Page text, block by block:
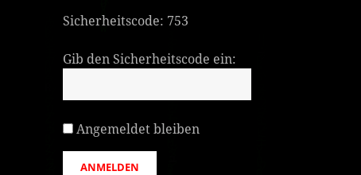
Sicherheitscode: 753
Gib den Sicherheitscode ein:
Angemeldet bleiben
ANMELDEN